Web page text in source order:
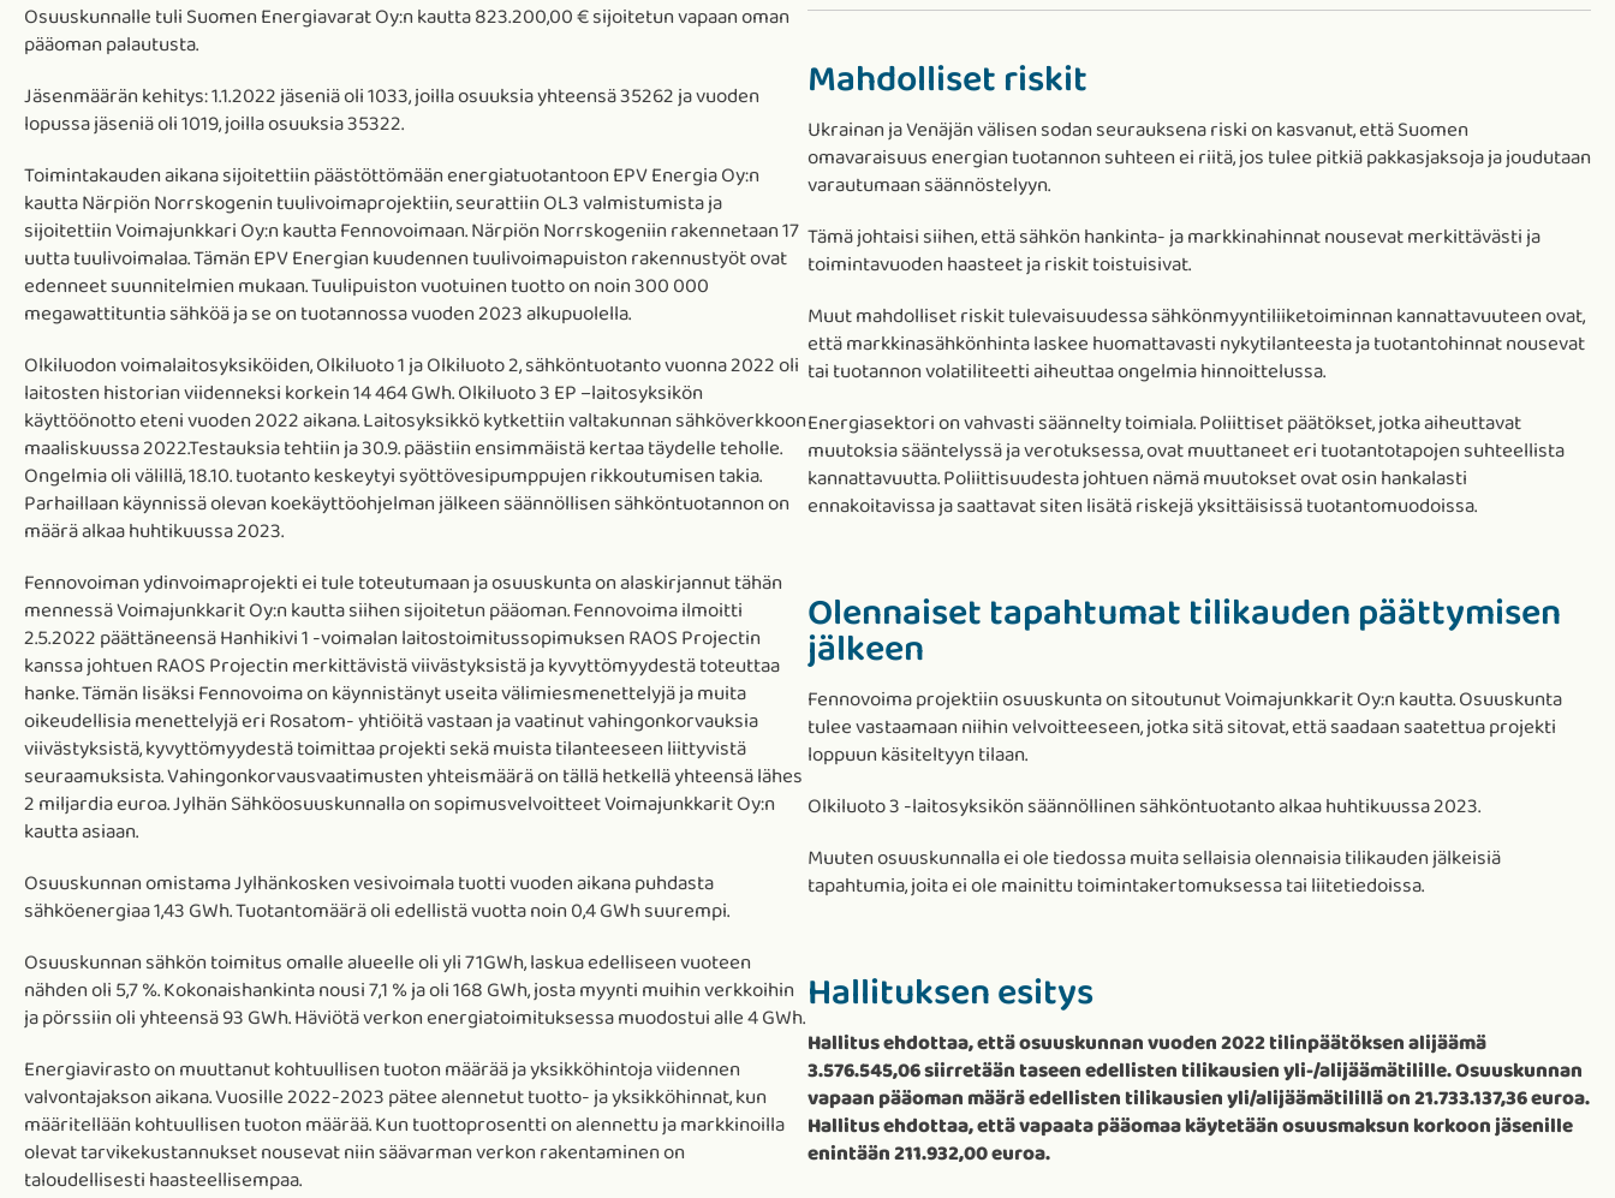
Osuuskunnalle tuli Suomen Energiavarat Oy:n kautta 823.200,00 € sijoitetun vapaan oman
pääoman palautusta.
Jäsenmäärän kehitys: 1.1.2022 jäseniä oli 1033, joilla osuuksia yhteensä 35262 ja vuoden
lopussa jäseniä oli 1019, joilla osuuksia 35322.
Toimintakauden aikana sijoitettiin päästöttömään energiatuotantoon EPV Energia Oy:n
kautta Närpiön Norrskogenin tuulivoimaprojektiin, seurattiin OL3 valmistumista ja
sijoitettiin Voimajunkkari Oy:n kautta Fennovoimaan. Närpiön Norrskogeniin rakennetaan 17
uutta tuulivoimalaa. Tämän EPV Energian kuudennen tuulivoimapuiston rakennustyöt ovat
edenneet suunnitelmien mukaan. Tuulipuiston vuotuinen tuotto on noin 300 000
megawattituntia sähköä ja se on tuotannossa vuoden 2023 alkupuolella.
Olkiluodon voimalaitosyksiköiden, Olkiluoto 1 ja Olkiluoto 2, sähköntuotanto vuonna 2022 oli
laitosten historian viidenneksi korkein 14 464 GWh. Olkiluoto 3 EP –laitosyksikön
käyttöönotto eteni vuoden 2022 aikana. Laitosyksikkö kytkettiin valtakunnan sähköverkkoon
maaliskuussa 2022.Testauksia tehtiin ja 30.9. päästiin ensimmäistä kertaa täydelle teholle.
Ongelmia oli välillä, 18.10. tuotanto keskeytyi syöttövesipumppujen rikkoutumisen takia.
Parhaillaan käynnissä olevan koekäyttöohjelman jälkeen säännöllisen sähköntuotannon on
määrä alkaa huhtikuussa 2023.
Fennovoiman ydinvoimaprojekti ei tule toteutumaan ja osuuskunta on alaskirjannut tähän
mennessä Voimajunkkarit Oy:n kautta siihen sijoitetun pääoman. Fennovoima ilmoitti
2.5.2022 päättäneensä Hanhikivi 1 -voimalan laitostoimitussopimuksen RAOS Projectin
kanssa johtuen RAOS Projectin merkittävistä viivästyksistä ja kyvyttömyydestä toteuttaa
hanke. Tämän lisäksi Fennovoima on käynnistänyt useita välimiesmenettelyjä ja muita
oikeudellisia menettelyjä eri Rosatom- yhtiöitä vastaan ja vaatinut vahingonkorvauksia
viivästyksistä, kyvyttömyydestä toimittaa projekti sekä muista tilanteeseen liittyvistä
seuraamuksista. Vahingonkorvausvaatimusten yhteismäärä on tällä hetkellä yhteensä lähes
2 miljardia euroa. Jylhän Sähköosuuskunnalla on sopimusvelvoitteet Voimajunkkarit Oy:n
kautta asiaan.
Osuuskunnan omistama Jylhänkosken vesivoimala tuotti vuoden aikana puhdasta
sähköenergiaa 1,43 GWh. Tuotantomäärä oli edellistä vuotta noin 0,4 GWh suurempi.
Osuuskunnan sähkön toimitus omalle alueelle oli yli 71GWh, laskua edelliseen vuoteen
nähden oli 5,7 %. Kokonaishankinta nousi 7,1 % ja oli 168 GWh, josta myynti muihin verkkoihin
ja pörssiin oli yhteensä 93 GWh. Häviötä verkon energiatoimituksessa muodostui alle 4 GWh.
Energiavirasto on muuttanut kohtuullisen tuoton määrää ja yksikköhintoja viidennen
valvontajakson aikana. Vuosille 2022-2023 pätee alennetut tuotto- ja yksikköhinnat, kun
määritellään kohtuullisen tuoton määrää. Kun tuottoprosentti on alennettu ja markkinoilla
olevat tarvikekustannukset nousevat niin säävarman verkon rakentaminen on
taloudellisesti haasteellisempaa.
Mahdolliset riskit
Ukrainan ja Venäjän välisen sodan seurauksena riski on kasvanut, että Suomen
omavaraisuus energian tuotannon suhteen ei riitä, jos tulee pitkiä pakkasjaksoja ja joudutaan
varautumaan säännöstelyyn.
Tämä johtaisi siihen, että sähkön hankinta- ja markkinahinnat nousevat merkittävästi ja
toimintavuoden haasteet ja riskit toistuisivat.
Muut mahdolliset riskit tulevaisuudessa sähkönmyyntiliiketoiminnan kannattavuuteen ovat,
että markkinasähkönhinta laskee huomattavasti nykytilanteesta ja tuotantohinnat nousevat
tai tuotannon volatiliteetti aiheuttaa ongelmia hinnoittelussa.
Energiasektori on vahvasti säännelty toimiala. Poliittiset päätökset, jotka aiheuttavat
muutoksia sääntelyssä ja verotuksessa, ovat muuttaneet eri tuotantotapojen suhteellista
kannattavuutta. Poliittisuudesta johtuen nämä muutokset ovat osin hankalasti
ennakoitavissa ja saattavat siten lisätä riskejä yksittäisissä tuotantomuodoissa.
Olennaiset tapahtumat tilikauden päättymisen
jälkeen
Fennovoima projektiin osuuskunta on sitoutunut Voimajunkkarit Oy:n kautta. Osuuskunta
tulee vastaamaan niihin velvoitteeseen, jotka sitä sitovat, että saadaan saatettua projekti
loppuun käsiteltyyn tilaan.
Olkiluoto 3 -laitosyksikön säännöllinen sähköntuotanto alkaa huhtikuussa 2023.
Muuten osuuskunnalla ei ole tiedossa muita sellaisia olennaisia tilikauden jälkeisiä
tapahtumia, joita ei ole mainittu toimintakertomuksessa tai liitetiedoissa.
Hallituksen esitys
Hallitus ehdottaa, että osuuskunnan vuoden 2022 tilinpäätöksen alijäämä
3.576.545,06 siirretään taseen edellisten tilikausien yli-/alijäämätilille. Osuuskunnan
vapaan pääoman määrä edellisten tilikausien yli/alijäämätilillä on 21.733.137,36 euroa.
Hallitus ehdottaa, että vapaata pääomaa käytetään osuusmaksun korkoon jäsenille
enintään 211.932,00 euroa.